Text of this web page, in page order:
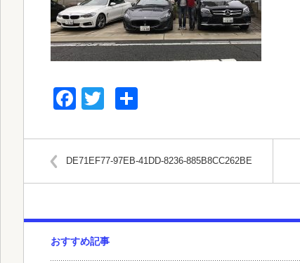
Facebook
Twitter
DE71EF77-97EB-41DD-8236-885B8CC262BE
おすすめ記事